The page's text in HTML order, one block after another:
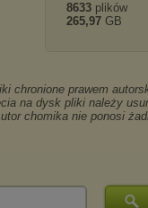
8633 plików
265,97 GB